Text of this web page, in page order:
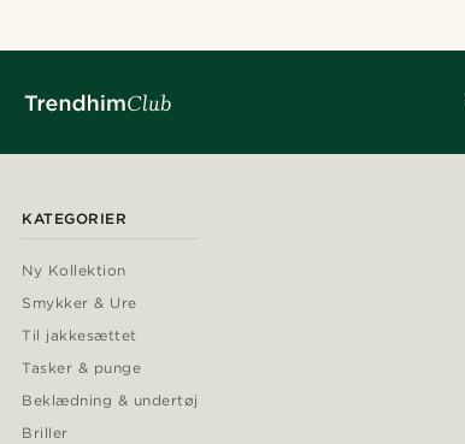
KATEGORIER
Ny Kollektion
Smykker & Ure
Til jakkesættet
Tasker & punge
Beklædning & undertøj
Briller